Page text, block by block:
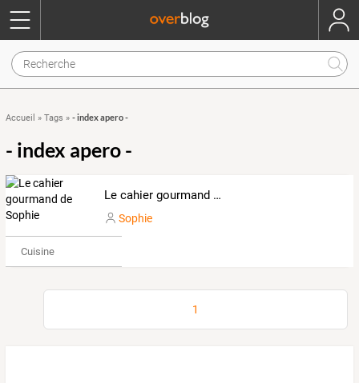
Accueil » Tags » - index apero -
- index apero -
Le cahier gourmand de Sophie
Sophie
Cuisine
1